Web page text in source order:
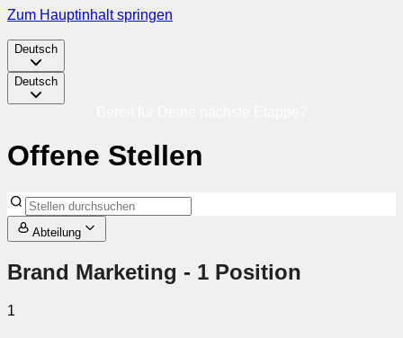
Zum Hauptinhalt springen
Deutsch
Deutsch
Offene Stellen
Abteilung
Brand Marketing - 1 Position
1